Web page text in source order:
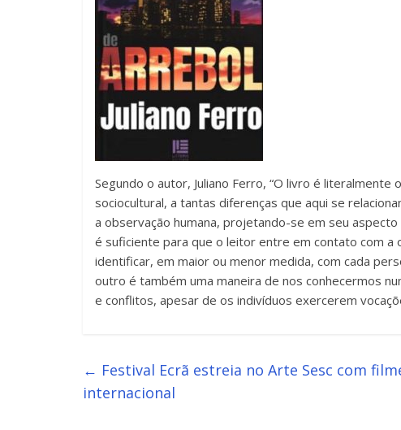
Segundo o autor, Juliano Ferro, “O livro é
sociocultural, a tantas diferenças que aqui se
a observação humana, projetando-se em seu
é suficiente para que o leitor entre em contato com a
identificar, em maior ou menor medida, com cada
outro é também uma maneira de nos conhecermos
e conflitos, apesar de os indivíduos exercerem
← Festival Ecrã estreia no Arte Sesc com
internacional